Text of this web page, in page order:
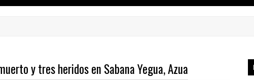
y tres heridos en Sabana Yegua, Azua